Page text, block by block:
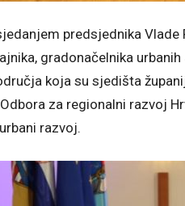
predsjednika Vlade
gradonačelnika
koja su sjedišta
za regionalni razvoj
razvoj.